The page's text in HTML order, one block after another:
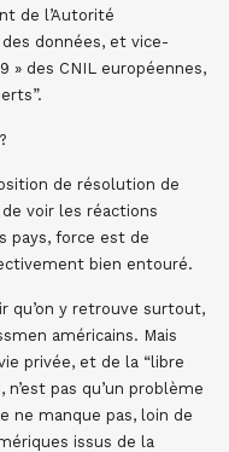
de l’Autorité
données, et vice-
» des CNIL européennes,
de résolution de
voir les réactions
pays, force est de
bien entouré.
qu’on y retrouve surtout,
américains. Mais
privée, et de la “libre
pas qu’un problème
ne manque pas, loin de
issus de la